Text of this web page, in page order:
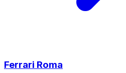
Ferrari Roma